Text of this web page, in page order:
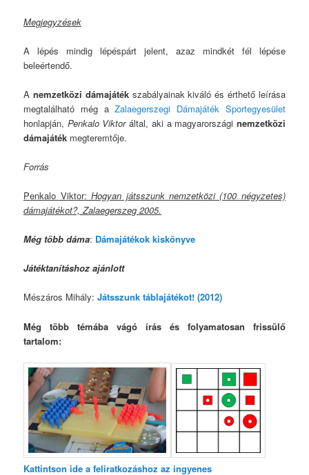
Megjegyzések
A lépés mindig lépéspárt jelent, azaz mindkét fél lépése
beleértendő.
A nemzetközi dámajátékszabályainak kiváló és érthető leírása
megtalálható még aZalaegerszegi Dámajáték Sportegyesület
honlapján, Penkalo Viktoráltal, aki a magyarországi nemzetközi
dámajáték megteremtője.
Forrás
Penkalo Viktor:Hogyan játsszunk nemzetközi (100 négyzetes)
dámajátékot?, Zalaegerszeg 2005.
Még több dáma: Dámajátékok kiskönyve
Játéktanításhoz ajánlott
Mészáros Mihály:Játsszunk táblajátékot! (2012)
Még több témába vágó írás és folyamatosan frissülő
tartalom:
Kattintson ide a feliratkozáshoz az ingyenes